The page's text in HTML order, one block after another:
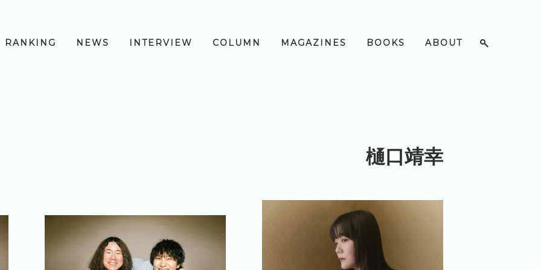
RANKING NEWS INTERVIEW COLUMN MAGAZINES BOOKS ABOUT
樋口靖幸